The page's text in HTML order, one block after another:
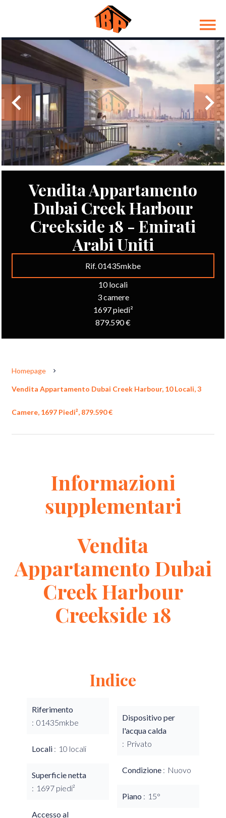
Vendita Appartamento
Dubai Creek Harbour
Creekside 18 - Emirati
Arabi Uniti
Rif. 01435mkbe
10 locali
3 camere
1697 piedi²
879.590 €
Homepage
Vendita Appartamento Dubai Creek Harbour, 10 Locali, 3
Camere, 1697 Piedi², 879.590 €
Informazioni
supplementari
Vendita
Appartamento Dubai
Creek Harbour
Creekside 18
Indice
Riferimento
01435mkbe
Locali 10 locali
Superficie netta
1697 piedi²
Accesso al
Dispositivo per
l'acqua calda
Privato
Condizione Nuovo
Piano 15°